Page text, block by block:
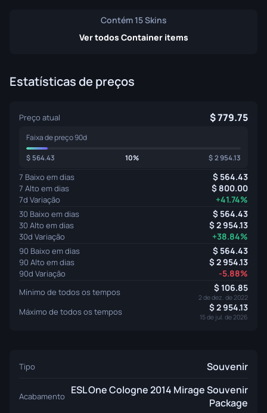
Contém 15 Skins
Ver todos Container items
Estatísticas de preços
Preço atual 779.75
Faixa de preço 90d
564.43 10% 2 954.13
7 Baixo em dias 564.43
7 Alto em dias 800.00
7d Variação +41.74%
30 Baixo em dias 564.43
30 Alto em dias 2 954.13
30d Variação +38.84%
90 Baixo em dias 564.43
90 Alto em dias 2 954.13
90d Variação -5.88%
Mínimo de todos os tempos 106.85
2 de dez. de 2022
Máximo de todos os tempos 2 954.13
15 de jul. de 2026
Tipo Souvenir
Acabamento
ESL One Cologne 2014 Mirage Souvenir
Package